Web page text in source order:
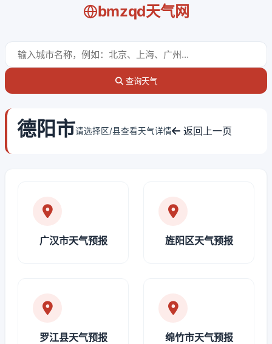
bmzqd天气网
查询天气
德阳市请选择区/县查看天气详情 返回上一页
广汉市天气预报 旌阳区天气预报
罗江县天气预报 绵竹市天气预报